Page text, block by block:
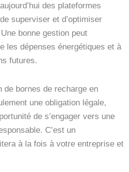
des plateformes
superviser et d’optimiser
bonne gestion peut
les dépenses énergétiques et à
futures.
de bornes de recharge en
une obligation légale,
de s’engager vers une
C’est un
à la fois à votre entreprise et